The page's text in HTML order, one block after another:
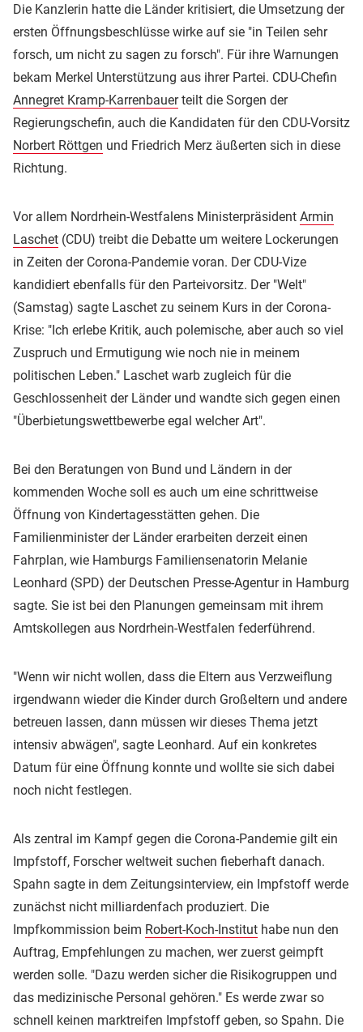
Die Kanzlerin hatte die Länder kritisiert, die Umsetzung der
ersten Öffnungsbeschlüsse wirke auf sie "in Teilen sehr
forsch, um nicht zu sagen zu forsch". Für ihre Warnungen
bekam Merkel Unterstützung aus ihrer Partei. CDU-Chefin
Annegret Kramp-Karrenbauerteilt die Sorgen der
Regierungschefin, auch die Kandidaten für den CDU-Vorsitz
Norbert Röttgen und Friedrich Merz äußerten sich in diese
Richtung.
Vor allem Nordrhein-Westfalens Ministerpräsident Armin
Laschet (CDU) treibt die Debatte um weitere Lockerungen
in Zeiten der Corona-Pandemie voran. Der CDU-Vize
kandidiert ebenfalls für den Parteivorsitz. Der "Welt"
(Samstag) sagte Laschet zu seinem Kurs in der Corona-
Krise: "Ich erlebe Kritik, auch polemische, aber auch so viel
Zuspruch und Ermutigung wie noch nie in meinem
politischen Leben." Laschet warb zugleich für die
Geschlossenheit der Länder und wandte sich gegen einen
"Überbietungswettbewerbe egal welcher Art".
Bei den Beratungen von Bund und Ländern in der
kommenden Woche soll es auch um eine schrittweise
Öffnung von Kindertagesstätten gehen. Die
Familienminister der Länder erarbeiten derzeit einen
Fahrplan, wie Hamburgs Familiensenatorin Melanie
Leonhard (SPD) der Deutschen Presse-Agentur in Hamburg
sagte. Sie ist bei den Planungen gemeinsam mit ihrem
Amtskollegen aus Nordrhein-Westfalen federführend.
"Wenn wir nicht wollen, dass die Eltern aus Verzweiflung
irgendwann wieder die Kinder durch Großeltern und andere
betreuen lassen, dann müssen wir dieses Thema jetzt
intensiv abwägen", sagte Leonhard. Auf ein konkretes
Datum für eine Öffnung konnte und wollte sie sich dabei
noch nicht festlegen.
Als zentral im Kampf gegen die Corona-Pandemie gilt ein
Impfstoff, Forscher weltweit suchen fieberhaft danach.
Spahn sagte in dem Zeitungsinterview, ein Impfstoff werde
zunächst nicht milliardenfach produziert. Die
Impfkommission beim Robert-Koch-Institut habe nun den
Auftrag, Empfehlungen zu machen, wer zuerst geimpft
werden solle. "Dazu werden sicher die Risikogruppen und
das medizinische Personal gehören." Es werde zwar so
schnell keinen marktreifen Impfstoff geben, so Spahn. Die